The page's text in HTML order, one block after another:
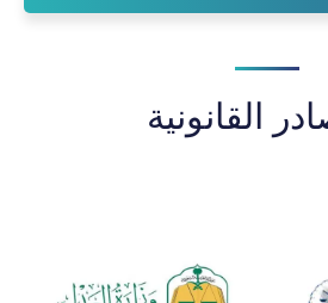
القانونية